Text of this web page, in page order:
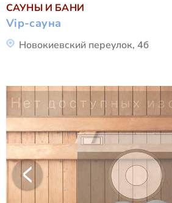
САУНЫ И БАНИ
Vip-сауна
Новокиевский переулок, 4б